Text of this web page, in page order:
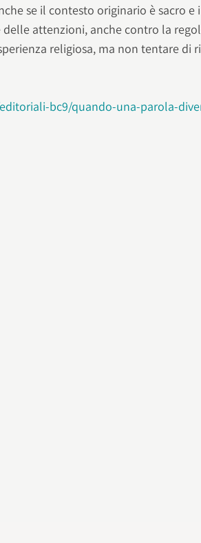
se il contesto originario è sacro e
attenzioni, anche contro la
religiosa, ma non tentare di
bc9/quando-una-parola-